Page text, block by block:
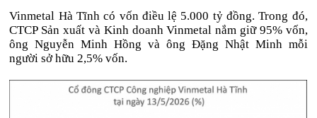
Vinmetal Hà Tĩnh có vốn điều lệ 5.000 tỷ đồng. Trong đó,
CTCP Sản xuất và Kinh doanh Vinmetal nắm giữ 95% vốn,
ông Nguyễn Minh Hồng và ông Đặng Nhật Minh mỗi
người sở hữu 2,5% vốn.